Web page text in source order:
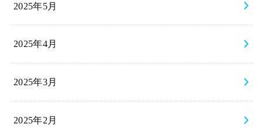
2025年5月
2025年4月
2025年3月
2025年2月